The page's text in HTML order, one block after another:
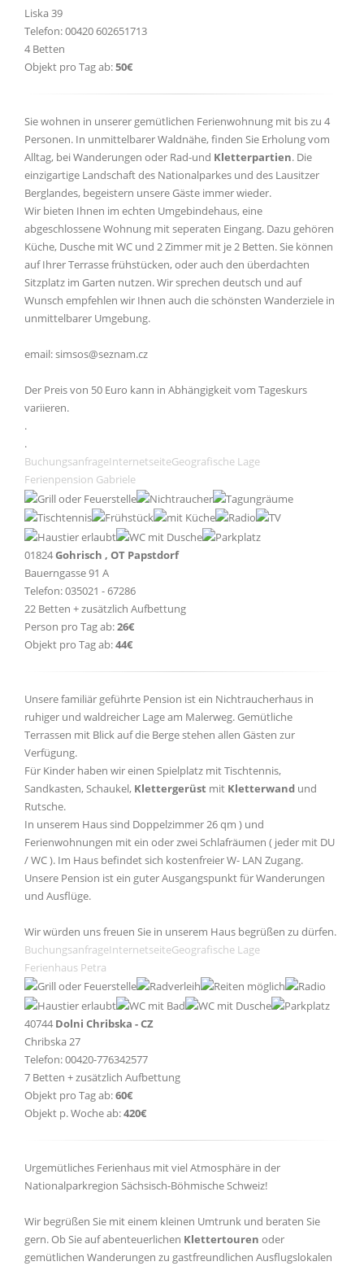
Liska 39
Telefon: 00420 602651713
4 Betten
Objekt pro Tag ab:50€
Sie wohnen in unserer gemütlichen Ferienwohnung mit bis zu 4
Personen. In unmittelbarer Waldnähe, finden Sie Erholung vom
Alltag, bei Wanderungen oder Rad-und Kletterpartien. Die
einzigartige Landschaft des Nationalparkes und des Lausitzer
Berglandes, begeistern unsere Gäste immer wieder.
Wir bieten Ihnen im echten Umgebindehaus, eine
abgeschlossene Wohnung mit seperaten Eingang. Dazu gehören
Küche, Dusche mit WC und 2 Zimmer mit je 2 Betten. Sie können
auf Ihrer Terrasse frühstücken, oder auch den überdachten
Sitzplatz im Garten nutzen. Wir sprechen deutsch und auf
Wunsch empfehlen wir Ihnen auch die schönsten Wanderziele in
unmittelbarer Umgebung.
email: simsos@seznam.cz
Der Preis von 50 Euro kann in Abhängigkeit vom Tageskurs
variieren.
.
.
BuchungsanfrageInternetseiteGeografische Lage
Ferienpension Gabriele
01824Gohrisch , OT Papstdorf
Bauerngasse 91 A
Telefon: 035021 - 67286
22 Betten + zusätzlich Aufbettung
Person pro Tag ab:26€
Objekt pro Tag ab:44€
Unsere familiär geführte Pension ist ein Nichtraucherhaus in
ruhiger und waldreicher Lage am Malerweg. Gemütliche
Terrassen mit Blick auf die Berge stehen allen Gästen zur
Verfügung.
Für Kinder haben wir einen Spielplatz mit Tischtennis,
Sandkasten, Schaukel, Klettergerüst mit Kletterwand und
Rutsche.
In unserem Haus sind Doppelzimmer 26 qm ) und
Ferienwohnungen mit ein oder zwei Schlafräumen ( jeder mit DU
/ WC ). Im Haus befindet sich kostenfreier W- LAN Zugang.
Unsere Pension ist ein guter Ausgangspunkt für Wanderungen
und Ausflüge.
Wir würden uns freuen Sie in unserem Haus begrüßen zu dürfen.
BuchungsanfrageInternetseiteGeografische Lage
Ferienhaus Petra
40744 Dolni Chribska - CZ
Chribska 27
Telefon: 00420-776342577
7 Betten + zusätzlich Aufbettung
Objekt pro Tag ab:60€
Objekt p. Woche ab:420€
Urgemütliches Ferienhaus mit viel Atmosphäre in der
Nationalparkregion Sächsisch-Böhmische Schweiz!
Wir begrüßen Sie mit einem kleinen Umtrunk und beraten Sie
gern. Ob Sie auf abenteuerlichen Klettertouren oder
gemütlichen Wanderungen zu gastfreundlichen Ausflugslokalen